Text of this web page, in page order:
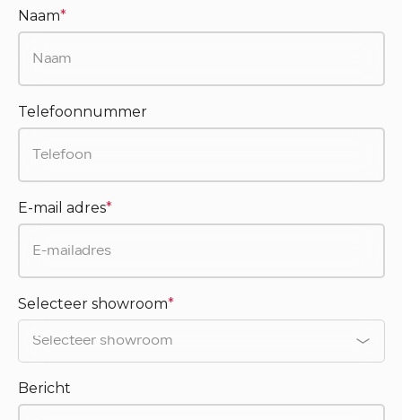
Naam*
Telefoonnummer
E-mail adres*
Selecteer showroom*
Bericht